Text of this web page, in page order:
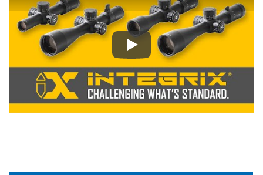
Play